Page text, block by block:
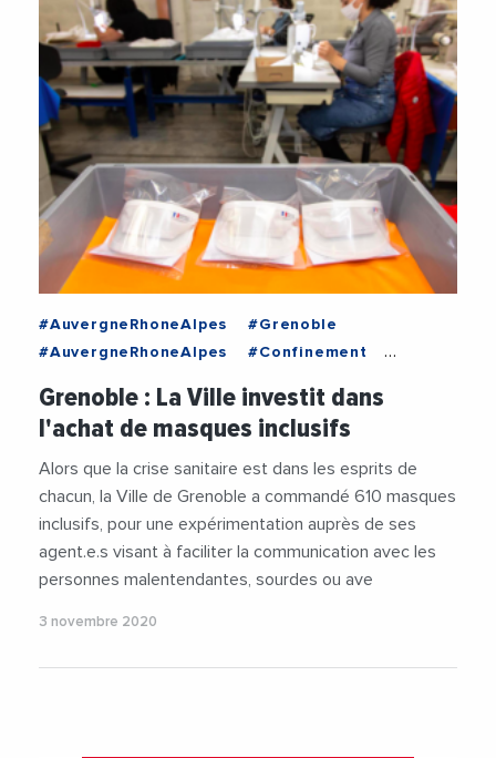
#AuvergneRhoneAlpes
#Grenoble
#AuvergneRhoneAlpes
#Confinement
#MetropoleDeGrenoble
#VilleDeGrenoble
Grenoble : La Ville investit dans
l'achat de masques inclusifs
Alors que la crise sanitaire est dans les esprits de
chacun, la Ville de Grenoble a commandé 610 masques
inclusifs, pour une expérimentation auprès de ses
agent.e.s visant à faciliter la communication avec les
personnes malentendantes, sourdes ou ave
3 novembre 2020